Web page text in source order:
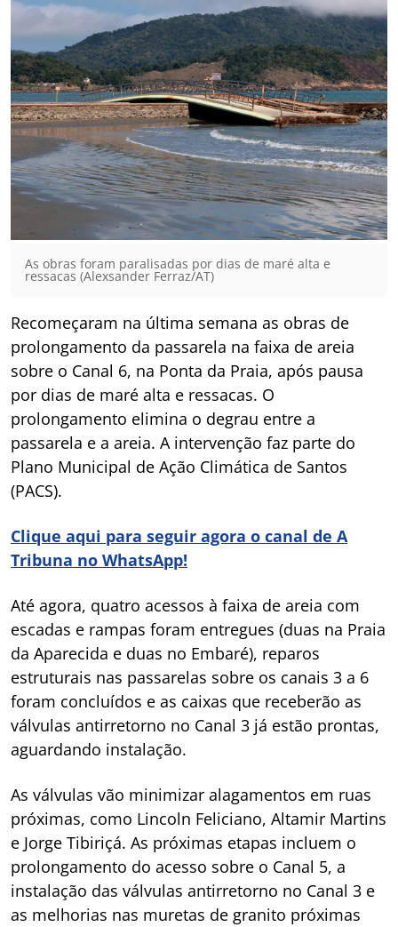
As obras foram paralisadas por dias de maré alta e
ressacas (Alexsander Ferraz/AT)
Recomeçaram na última semana as obras de
prolongamento da passarela na faixa de areia
sobre o Canal 6, na Ponta da Praia, após pausa
por dias de maré alta e ressacas. O
prolongamento elimina o degrau entre a
passarela e a areia. A intervenção faz parte do
Plano Municipal de Ação Climática de Santos
(PACS).
Clique aqui para seguir agora o canal de A
Tribuna no WhatsApp!
Até agora, quatro acessos à faixa de areia com
escadas e rampas foram entregues (duas na Praia
da Aparecida e duas no Embaré), reparos
estruturais nas passarelas sobre os canais 3 a 6
foram concluídos e as caixas que receberão as
válvulas antirretorno no Canal 3 já estão prontas,
aguardando instalação.
As válvulas vão minimizar alagamentos em ruas
próximas, como Lincoln Feliciano, Altamir Martins
e Jorge Tibiriçá. As próximas etapas incluem o
prolongamento do acesso sobre o Canal 5, a
instalação das válvulas antirretorno no Canal 3 e
as melhorias nas muretas de granito próximas